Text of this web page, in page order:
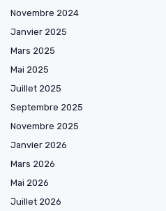
Novembre 2024
Janvier 2025
Mars 2025
Mai 2025
Juillet 2025
Septembre 2025
Novembre 2025
Janvier 2026
Mars 2026
Mai 2026
Juillet 2026